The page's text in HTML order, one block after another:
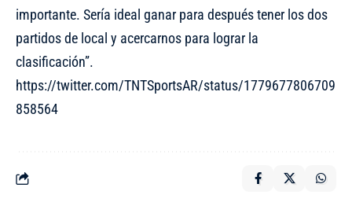
importante. Sería ideal ganar para después tener los dos
partidos de local y acercarnos para lograr la
clasificación”.
https://twitter.com/TNTSportsAR/status/1779677806709
858564